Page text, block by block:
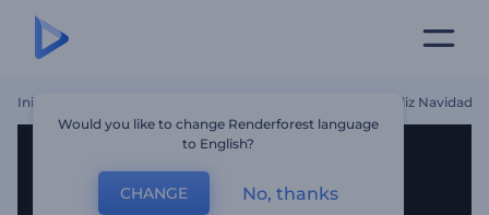
Inicio Introducción De Dibujos Animados De Feliz Navidad
Would you like to change Renderforest language
to English?
CHANGE No, thanks